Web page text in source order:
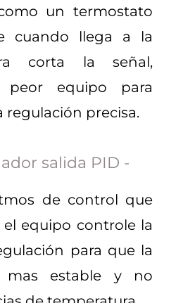
un termostato
cuando llega a la
corta la señal,
peor equipo para
regulación precisa.
salida PID -
de control que
equipo controle la
para que la
mas estable y no